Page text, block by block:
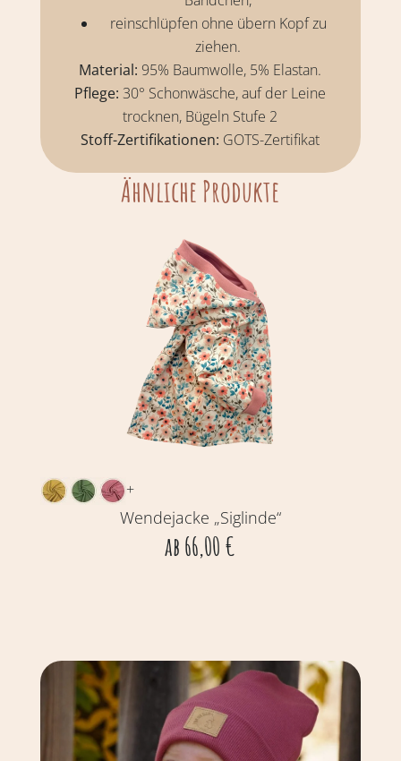
reinschlüpfen ohne übern Kopf zu
ziehen.
Material: 95% Baumwolle, 5% Elastan.
Pflege: 30° Schonwäsche, auf der Leine
trocknen, Bügeln Stufe 2
Stoff-Zertifikationen: GOTS-Zertifikat
Ähnliche Produkte
+
Wendejacke „Siglinde“
ab66,00€